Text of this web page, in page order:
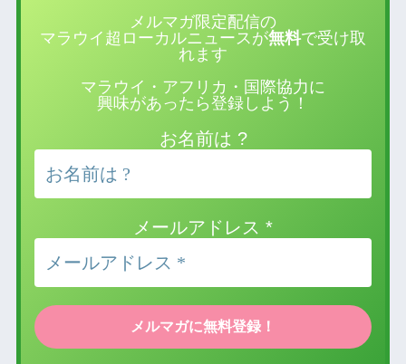
メルマガ限定配信の
マラウイ超ローカルニュースが無料で受け取
れます
マラウイ・アフリカ・国際協力に
興味があったら登録しよう！
お名前は ?
メールアドレス *